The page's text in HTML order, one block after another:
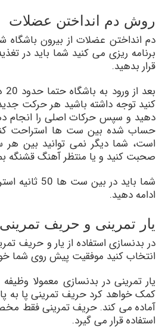
روش دم انداختن عضلات
دم انداختن عضلات از بیرون باشگاه
برنامه ریزی می کنید شما باید در
قرار بدهید.
کنید توجه داشته باشید هر حرکت
دهید و سپس حرکات اصلی را انجام
حساب شده بین ست ها استراحت
صحبت کنید و یا منتظر آهنگ قشنگه
شما باید
ادامه دهید.
یار تمرینی و حریف تمرینی
در بدنسازی استفاده از یار و حریف
انتخاب کنید موفقیت پیش روی شما
یار تمرینی در بدنسازی معمولا وظیفه
کمک خواهد کرد حریف تمرینی پا به
آماده می کند. حریف تمرینی فقط
استفاده قرار می گیرد.